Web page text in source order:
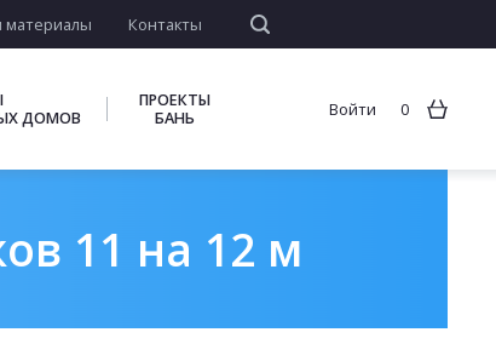
материалы Контакты
ДОМОВ
ПРОЕКТЫ
БАНЬ
Войти 0
11 на 12 м